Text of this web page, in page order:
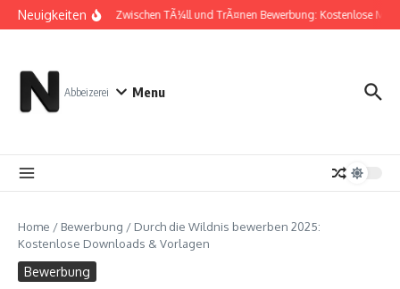
Zum Inhalt springen
Neuigkeiten Zwischen TÃ¼ll und TrÃ¤nen Bewerbung: Kostenlose
Abbeizerei Menu
Home / Bewerbung / Durch die Wildnis bewerben 2025:
Kostenlose Downloads & Vorlagen
Bewerbung